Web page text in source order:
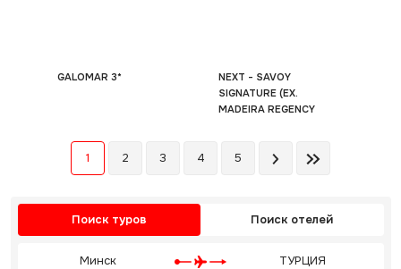
GALOMAR 3*
NEXT - SAVOY
SIGNATURE (EX.
MADEIRA REGENCY
1 2 3 4 5
Поиск туров Поиск отелей
Минск ТУРЦИЯ